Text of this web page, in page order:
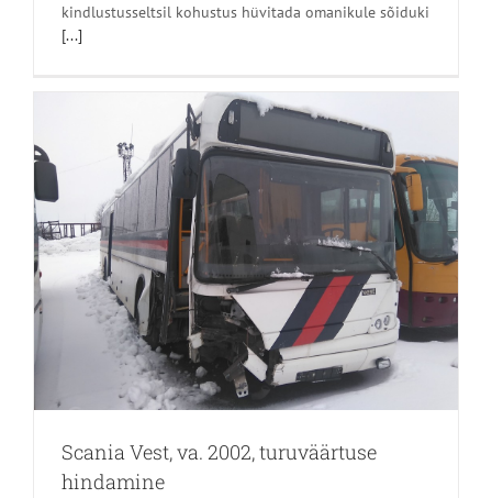
kindlustusseltsil kohustus hüvitada omanikule sõiduki
[...]
Scania Vest, va. 2002, turuväärtuse
hindamine